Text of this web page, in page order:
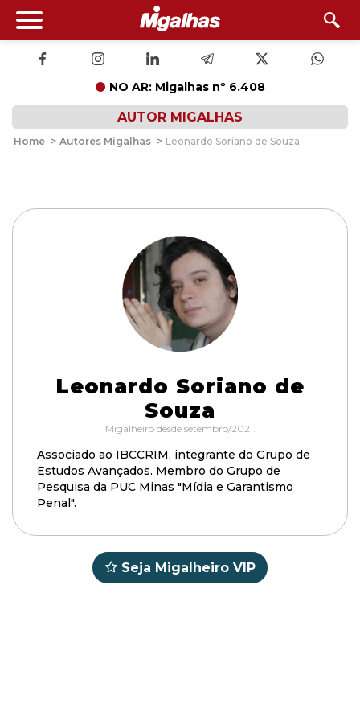
NO AR: Migalhas nº 6.408
AUTOR MIGALHAS
Home > Autores Migalhas > Leonardo Soriano de Souza
Leonardo Soriano de
Souza
Migalheiro desde setembro/2021.
Associado ao IBCCRIM, integrante do Grupo de
Estudos Avançados. Membro do Grupo de
Pesquisa da PUC Minas "Mídia e Garantismo
Penal".
Seja Migalheiro VIP